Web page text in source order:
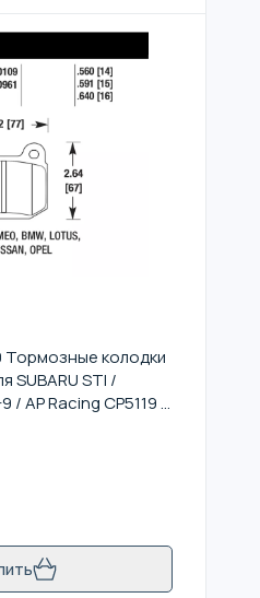
Тормозные колодки
SUBARU STI /
/ AP Racing CP5119 /